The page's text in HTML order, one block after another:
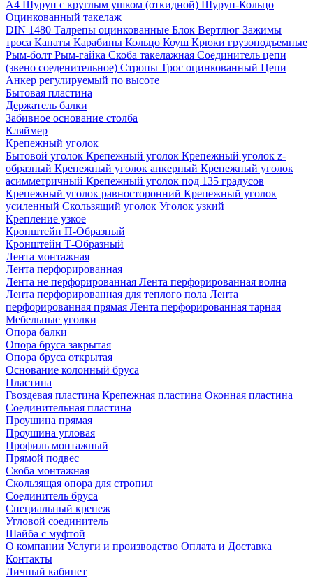
А4 Шуруп с круглым ушком (откидной) Шуруп-Кольцо
Оцинкованный такелаж
DIN 1480 Талрепы оцинкованные Блок Вертлюг Зажимы
троса Канаты Карабины Кольцо Коуш Крюки грузоподъемные
Рым-болт Рым-гайка Скоба такелажная Соединитель цепи
(звено соеденительное) Стропы Трос оцинкованный Цепи
Анкер регулируемый по высоте
Бытовая пластина
Держатель балки
Забивное основание столба
Кляймер
Крепежный уголок
Бытовой уголок Крепежный уголок Крепежный уголок z-
образный Крепежный уголок анкерный Крепежный уголок
асимметричный Крепежный уголок под 135 градусов
Крепежный уголок равносторонний Крепежный уголок
усиленный Скользящий уголок Уголок узкий
Крепление узкое
Кронштейн П-Образный
Кронштейн Т-Образный
Лента монтажная
Лента перфорированная
Лента не перфорированная Лента перфорированная волна
Лента перфорированная для теплого пола Лента
перфорированная прямая Лента перфорированная тарная
Мебельные уголки
Опора балки
Опора бруса закрытая
Опора бруса открытая
Основание колонный бруса
Пластина
Гвоздевая пластина Крепежная пластина Оконная пластина
Соединительная пластина
Проушина прямая
Проушина угловая
Профиль монтажный
Прямой подвес
Скоба монтажная
Скользящая опора для стропил
Соединитель бруса
Специальный крепеж
Угловой соединитель
Шайба с муфтой
О компании Услуги и производство Оплата и Доставка
Контакты
Личный кабинет